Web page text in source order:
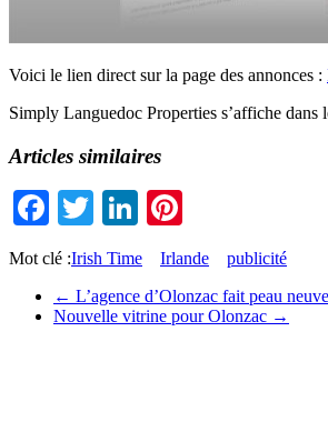
Voici le lien direct sur la page des annonces :
Simply Languedoc Properties s’affiche dans
Articles similaires
Facebook
TwitterLinkedIn
Mot clé :Irish Time Irlande
publicité
← L’agence d’Olonzac fait peau neuve
Nouvelle vitrine pour Olonzac →